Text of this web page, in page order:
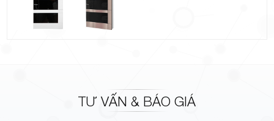
TƯ VẤN & BÁO GIÁ